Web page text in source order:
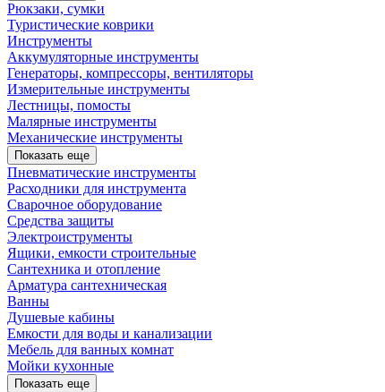
Рюкзаки, сумки
Туристические коврики
Инструменты
Аккумуляторные инструменты
Генераторы, компрессоры, вентиляторы
Измерительные инструменты
Лестницы, помосты
Малярные инструменты
Механические инструменты
Показать еще
Пневматические инструменты
Расходники для инструмента
Сварочное оборудование
Средства защиты
Электроиструменты
Ящики, емкости строительные
Сантехника и отопление
Арматура сантехническая
Ванны
Душевые кабины
Емкости для воды и канализации
Мебель для ванных комнат
Мойки кухонные
Показать еще